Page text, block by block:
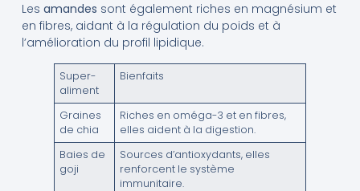
Les amandes sont également riches en magnésium et
en fibres, aidant à la régulation du poids et à
l’amélioration du profil lipidique.
Super-
aliment
Bienfaits
Graines
de chia
Riches en oméga-3 et en fibres,
elles aident à la digestion.
Baies de
goji
Sources d’antioxydants, elles
renforcent le système
immunitaire.